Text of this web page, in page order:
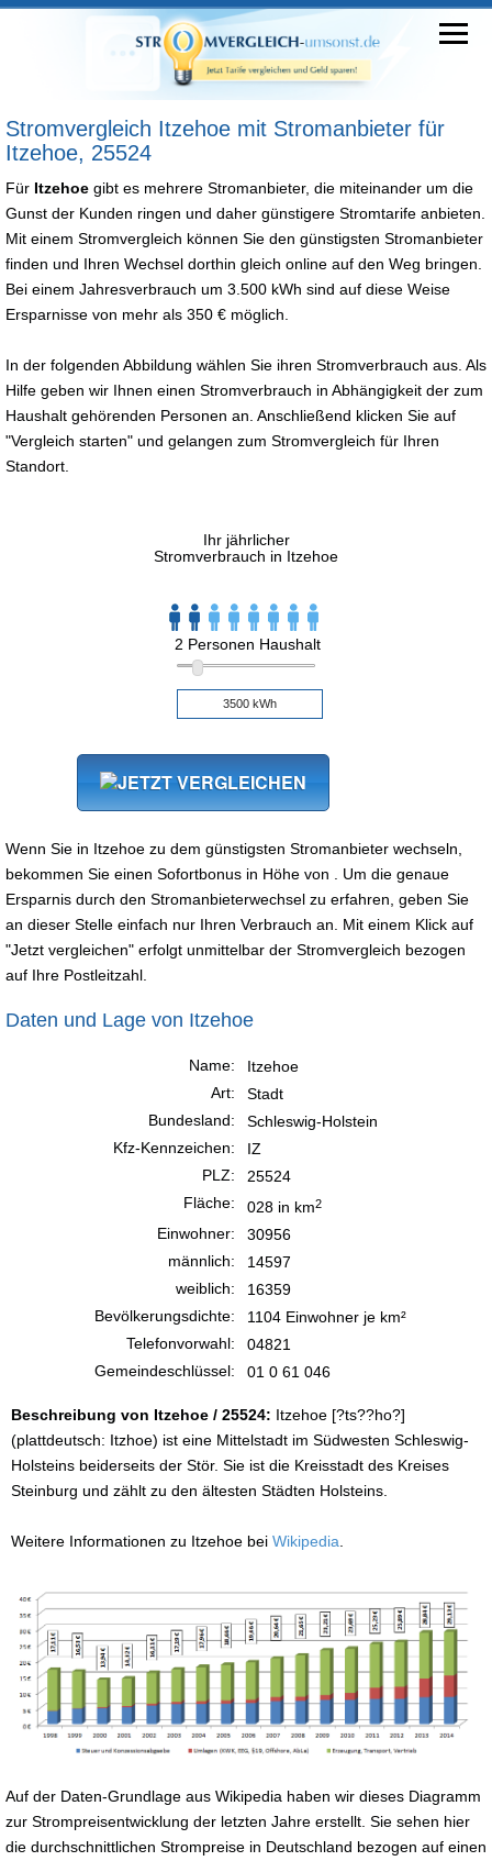
Stromvergleich Itzehoe mit Stromanbieter für
Itzehoe, 25524
Für Itzehoe gibt es mehrere Stromanbieter, die miteinander um die
Gunst der Kunden ringen und daher günstigere Stromtarife anbieten.
Mit einem Stromvergleich können Sie den günstigsten Stromanbieter
finden und Ihren Wechsel dorthin gleich online auf den Weg bringen.
Bei einem Jahresverbrauch um 3.500 kWh sind auf diese Weise
Ersparnisse von mehr als 350 € möglich.
In der folgenden Abbildung wählen Sie ihren Stromverbrauch aus. Als
Hilfe geben wir Ihnen einen Stromverbrauch in Abhängigkeit der zum
Haushalt gehörenden Personen an. Anschließend klicken Sie auf
"Vergleich starten" und gelangen zum Stromvergleich für Ihren
Standort.
Ihr jährlicher
Stromverbrauch in Itzehoe
2 Personen Haushalt
Wenn Sie in Itzehoe zu dem günstigsten Stromanbieter wechseln,
bekommen Sie einen Sofortbonus in Höhe von . Um die genaue
Ersparnis durch den Stromanbieterwechsel zu erfahren, geben Sie
an dieser Stelle einfach nur Ihren Verbrauch an. Mit einem Klick auf
"Jetzt vergleichen" erfolgt unmittelbar der Stromvergleich bezogen
auf Ihre Postleitzahl.
Daten und Lage von Itzehoe
Name:
Itzehoe
Art:
Stadt
Bundesland:
Schleswig-Holstein
Kfz-Kennzeichen:
IZ
PLZ:
25524
Fläche:
028 in km2
Einwohner:
30956
männlich:
14597
weiblich:
16359
Bevölkerungsdichte:
1104 Einwohner je km²
Telefonvorwahl:
04821
Gemeindeschlüssel:
01 0 61 046
Beschreibung von Itzehoe / 25524: Itzehoe [?ts??ho?]
(plattdeutsch: Itzhoe) ist eine Mittelstadt im Südwesten Schleswig-
Holsteins beiderseits der Stör. Sie ist die Kreisstadt des Kreises
Steinburg und zählt zu den ältesten Städten Holsteins.
Weitere Informationen zu Itzehoe bei Wikipedia
Auf der Daten-Grundlage aus Wikipedia haben wir dieses Diagramm
zur Strompreisentwicklung der letzten Jahre erstellt. Sie sehen hier
die durchschnittlichen Strompreise in Deutschland bezogen auf einen